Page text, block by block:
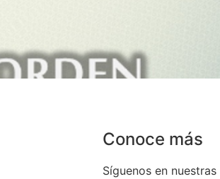
Conoce más
Síguenos en nuestras